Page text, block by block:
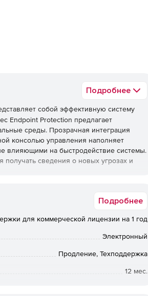
Подробнее
собой эффективную систему
Endpoint Protection предлагает
среды. Прозрачная интеграция
консолью управления наполняет
влияющими на быстродействие системы.
сведения о новых угрозах и
рейтинг безопасности практически
вредоносный код даже в случае
Подробнее
для коммерческой лицензии на 1 год
Электронный
Продление, Техподдержка
12 мес.